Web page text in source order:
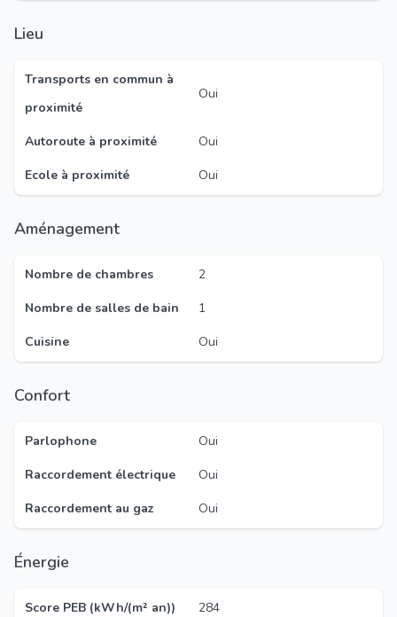
Lieu
Transports en commun à
proximité
Oui
Autoroute à proximité
Oui
Ecole à proximité
Oui
Aménagement
Nombre de chambres
2
Nombre de salles de bain
1
Cuisine
Oui
Confort
Parlophone
Oui
Raccordement électrique
Oui
Raccordement au gaz
Oui
Énergie
Score PEB (kWh/(m² an))
284